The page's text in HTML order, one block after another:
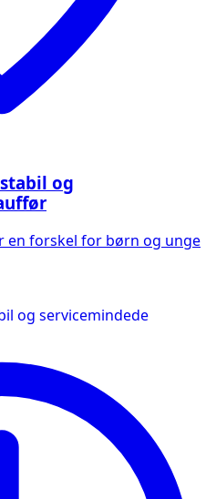
og
en forskel for børn og unge